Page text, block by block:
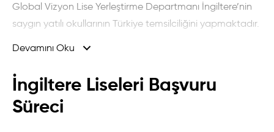
Global Vizyon Lise Yerleştirme Departmanı İngiltere’nin
saygın yatılı okullarının Türkiye temsilciliğini yapmaktadır.
yatılı okullar tek tek tanıtılacaktır. Yatılı okulları çok
yakından tanıyan Türkiye ve İngiltere’de ki
danışmanlarımızla birlikte öğrenci ve aileye en iyi bilgiler
Devamını Oku
İngiltere Liseleri Başvuru
Süreci